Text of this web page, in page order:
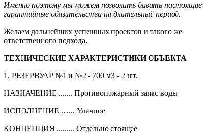
Именно поэтому мы можем позволить давать настоящие
гарантийные обязательства на длительный период.
Желаем дальнейших успешных проектов и такого же
ответственного подхода.
ТЕХНИЧЕСКИЕ ХАРАКТЕРИСТИКИ ОБЪЕКТА
1. РЕЗЕРВУАР №1 и №2 - 700 м3 - 2 шт.
НАЗНАЧЕНИЕ ....... Противопожарный запас воды
ИСПОЛНЕНИЕ ....... Уличное
КОНЦЕПЦИЯ ......... Отдельно стоящее